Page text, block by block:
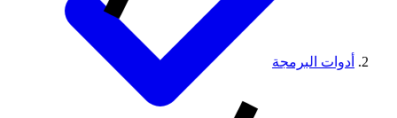
أدوات البرمجة